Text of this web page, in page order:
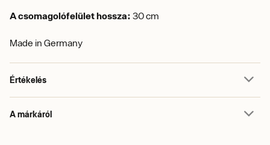
A csomagolófelület hossza: 30 cm
Made in Germany
Értékelés
A márkáról